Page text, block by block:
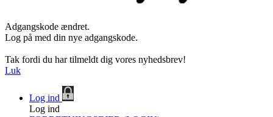
Adgangskode ændret.
Log på med din nye adgangskode.
Tak fordi du har tilmeldt dig vores nyhedsbrev!
Luk
Log ind
Log ind